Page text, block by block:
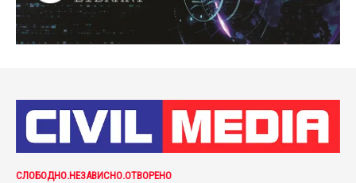
СЛОБОДНО.НЕЗАВИСНО.ОТВОРЕНО